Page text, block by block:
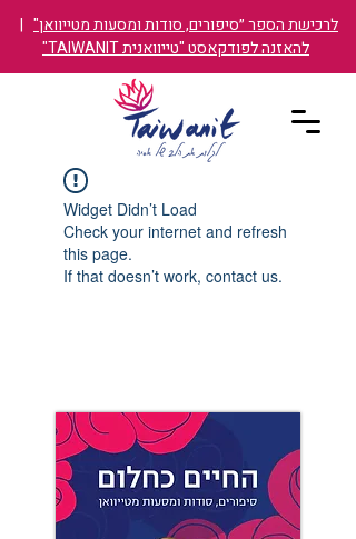
לרכישת הספר ״סיפורים, סודות ומסעות מטייוואן" |
להאזנה לפודקאסט "טייוואנית TAIWANIT"
Widget Didn’t Load
Check your internet and refresh
this page.
If that doesn’t work, contact us.